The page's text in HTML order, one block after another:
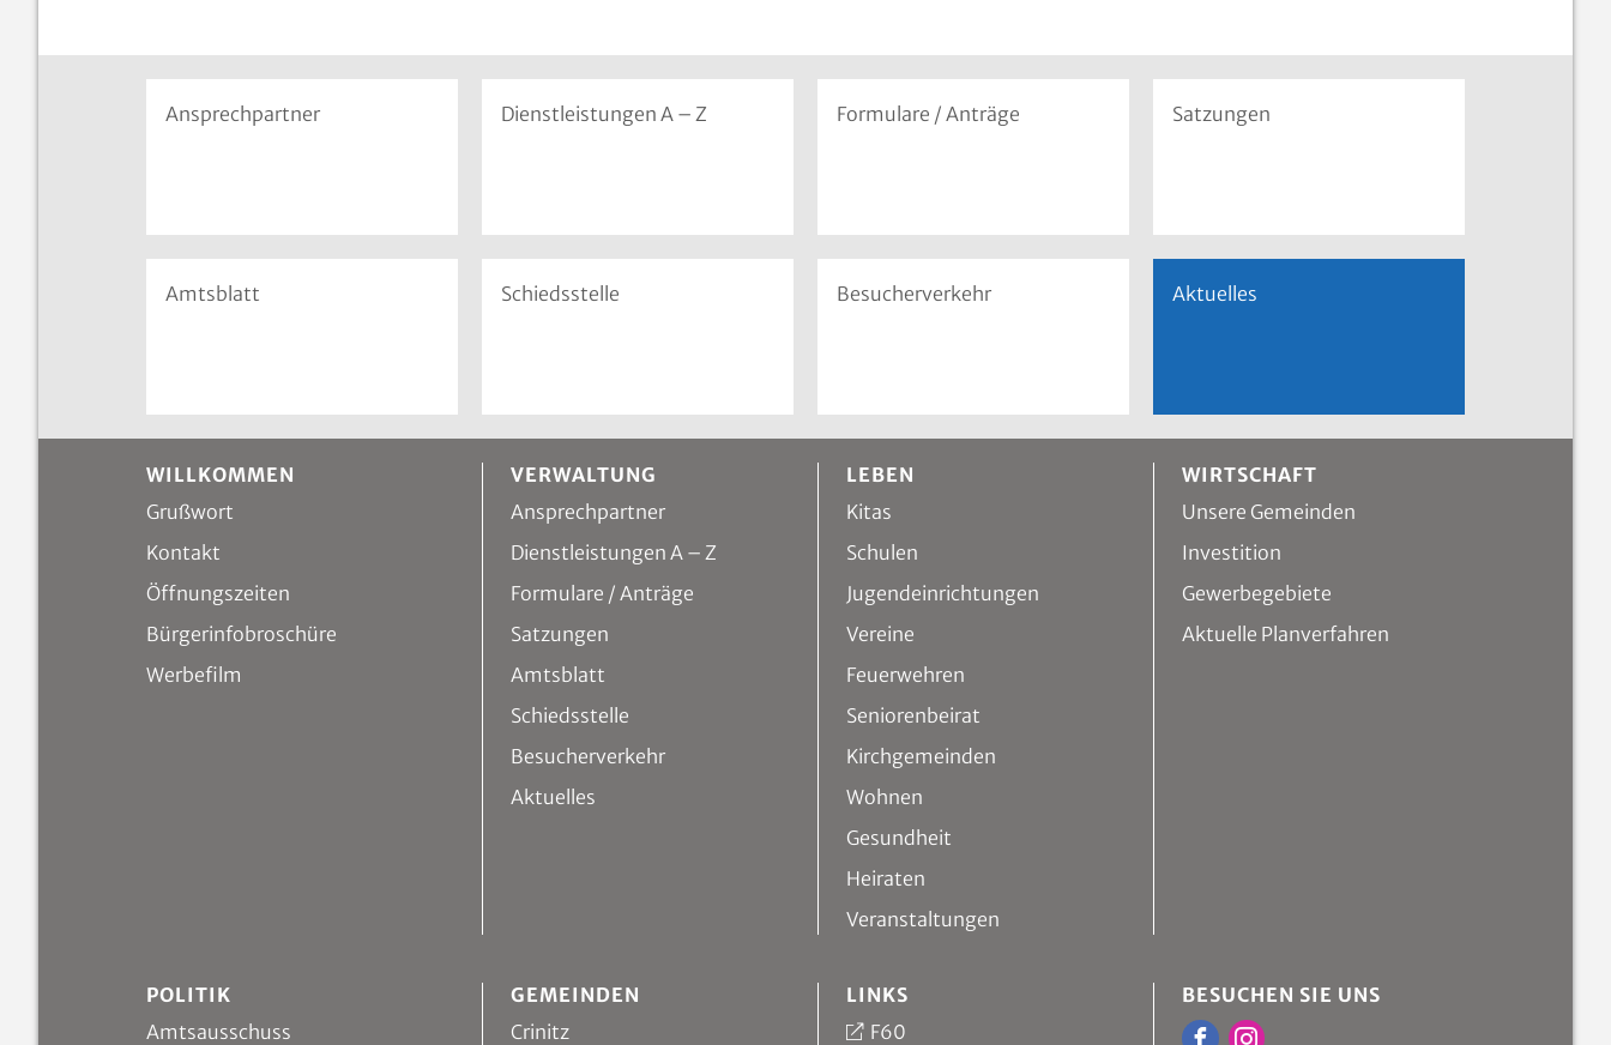
Ansprechpartner Dienstleistungen A – Z Formulare / Anträge Satzungen
Amtsblatt Schiedsstelle Besucherverkehr Aktuelles
WILLKOMMEN
Grußwort
Kontakt
Öffnungszeiten
Bürgerinfobroschüre
Werbefilm
VERWALTUNG
Ansprechpartner
Dienstleistungen A – Z
Formulare / Anträge
Satzungen
Amtsblatt
Schiedsstelle
Besucherverkehr
Aktuelles
LEBEN
Kitas
Schulen
Jugendeinrichtungen
Vereine
Feuerwehren
Seniorenbeirat
Kirchgemeinden
Wohnen
Gesundheit
Heiraten
Veranstaltungen
WIRTSCHAFT
Unsere Gemeinden
Investition
Gewerbegebiete
Aktuelle Planverfahren
POLITIK
Amtsausschuss
GEMEINDEN
Crinitz
LINKS
F60
BESUCHEN SIE UNS